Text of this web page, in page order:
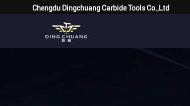
Chengdu Dingchuang Carbide Tools Co.,Ltd